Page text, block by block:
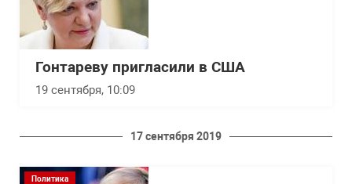
Гонтареву пригласили в США
19 сентября, 10:09
17 сентября 2019
Политика